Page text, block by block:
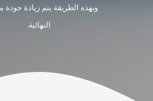
وبهذه الطريقة يتم زيادة جودة
النهائية.